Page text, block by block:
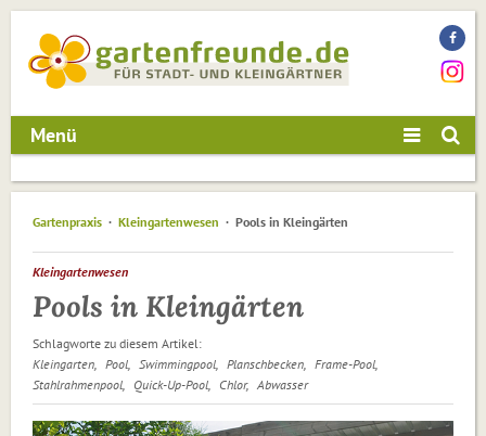
Menü
Gartenpraxis Kleingartenwesen Pools in Kleingärten
Kleingartenwesen
Pools in Kleingärten
Schlagworte zu diesem Artikel:
Kleingarten
Pool Swimmingpool Planschbecken
Frame-Pool
Stahlrahmenpool
Quick-Up-Pool Chlor Abwasser